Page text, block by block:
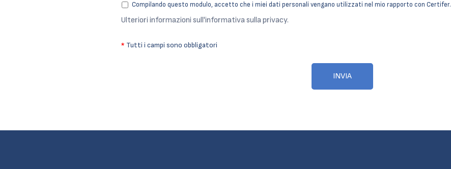
Compilando questo modulo, accetto che i miei dati personali vengano utilizzati nel mio rapporto con Certifer.
Ulteriori informazioni sull'informativa sulla privacy.
* Tutti i campi sono obbligatori